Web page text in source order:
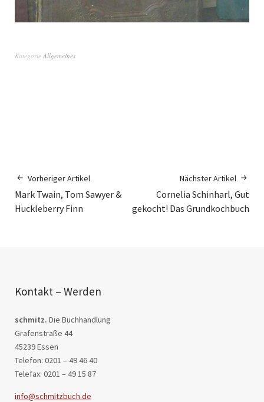
Kategorie Allgemeines
Vorheriger Artikel
Mark Twain, Tom Sawyer &
Huckleberry Finn
Nächster Artikel
Cornelia Schinharl, Gut
gekocht! Das Grundkochbuch
Kontakt – Werden
schmitz. Die Buchhandlung
Grafenstraße 44
45239 Essen
Telefon: 0201 – 49 46 40
Telefax: 0201 – 49 15 87
info@schmitzbuch.de